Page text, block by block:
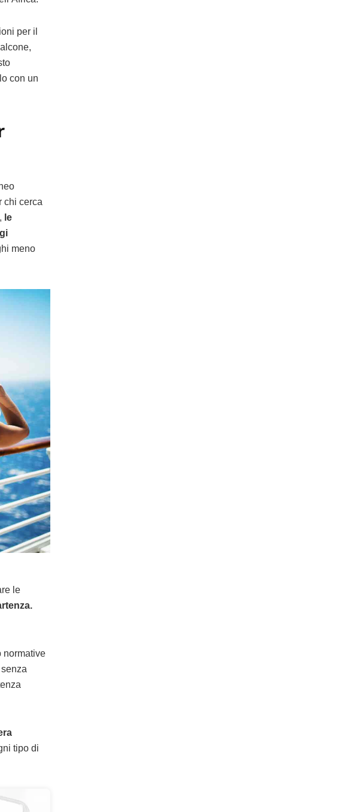
per il
con un
chi cerca
le
meno
le
normative
tipo di